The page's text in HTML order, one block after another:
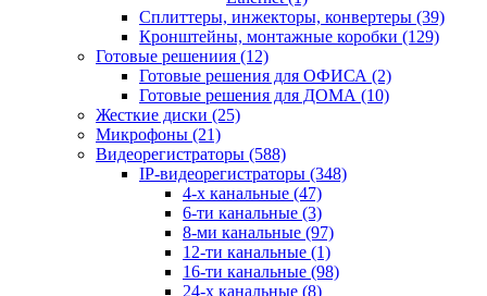
Сплиттеры, инжекторы, конвертеры (39)
Кронштейны, монтажные коробки (129)
Готовые решениия (12)
Готовые решения для ОФИСА (2)
Готовые решения для ДОМА (10)
Жесткие диски (25)
Микрофоны (21)
Видеорегистраторы (588)
IP-видеорегистраторы (348)
4-х канальные (47)
6-ти канальные (3)
8-ми канальные (97)
12-ти канальные (1)
16-ти канальные (98)
24-х канальные (8)